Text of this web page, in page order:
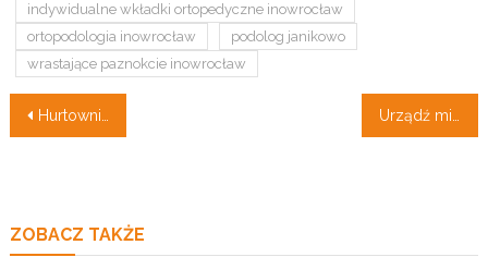
indywidualne wkładki ortopedyczne inowrocław
ortopodologia inowrocław
podolog janikowo
wrastające paznokcie inowrocław
Nawigacja
Hurtownia zniczy – wkłady i znicze najlepszej jakości Urządź mieszkanie swoich marzeń!
ZOBACZ TAKŻE